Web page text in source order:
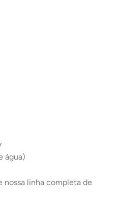
água)
nossa linha completa de